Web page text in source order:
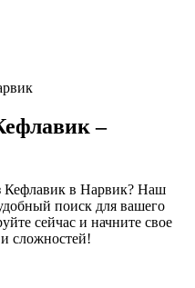
–
Кефлавик в Нарвик? Наш
поиск для вашего
сейчас и начните свое
сложностей!